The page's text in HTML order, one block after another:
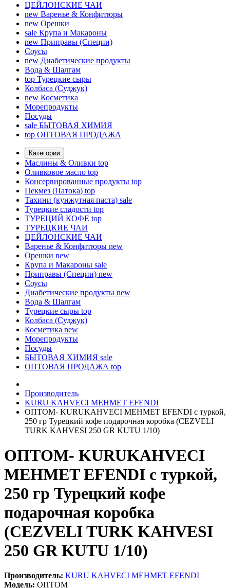
ЦЕЙЛОНСКИЕ ЧАИ
new Варенье & Конфитюры
new Орешки
sale Крупа и Макароны
new Приправы (Специи)
Соусы
new Диабетические продукты
Вода & Шалгам
top Турецкие сыры
Колбаса (Суджук)
new Косметика
Морепродукты
Посуды
sale БЫТОВАЯ ХИМИЯ
top ОПТОВАЯ ПРОДАЖА
Категории
Маслины & Оливки top
Оливковое масло top
Консервированные продукты top
Пекмез (Патока) top
Тахини (кунжутная паста) sale
Турецкие сладости top
ТУРЕЦИЙ КОФЕ top
ТУРЕЦКИЕ ЧАИ
ЦЕЙЛОНСКИЕ ЧАИ
Варенье & Конфитюры new
Орешки new
Крупа и Макароны sale
Приправы (Специи) new
Соусы
Диабетические продукты new
Вода & Шалгам
Турецкие сыры top
Колбаса (Суджук)
Косметика new
Морепродукты
Посуды
БЫТОВАЯ ХИМИЯ sale
ОПТОВАЯ ПРОДАЖА top
Производитель
KURU KAHVECI MEHMET EFENDI
ОПТОМ- KURUKAHVECI MEHMET EFENDI с туркой,
250 гр Турецкий кофе подарочная коробка (CEZVELI
TURK KAHVESI 250 GR KUTU 1/10)
ОПТОМ- KURUKAHVECI
MEHMET EFENDI с туркой,
250 гр Турецкий кофе
подарочная коробка
(CEZVELI TURK KAHVESI
250 GR KUTU 1/10)
Производитель: KURU KAHVECI MEHMET EFENDI
Модель: ОПТОМ